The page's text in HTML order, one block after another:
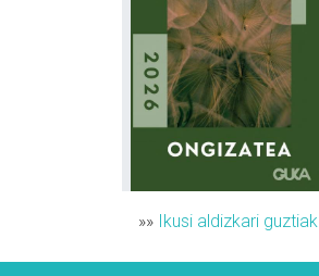
»» Ikusi aldizkari guztiak